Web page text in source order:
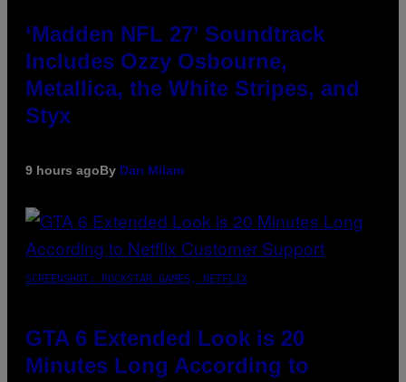
‘Madden NFL 27’ Soundtrack
Includes Ozzy Osbourne,
Metallica, the White Stripes, and
Styx
9 hours agoBy Dan Milam
SCREENSHOT: ROCKSTAR GAMES, NETFLIX
GTA 6 Extended Look is 20
Minutes Long According to